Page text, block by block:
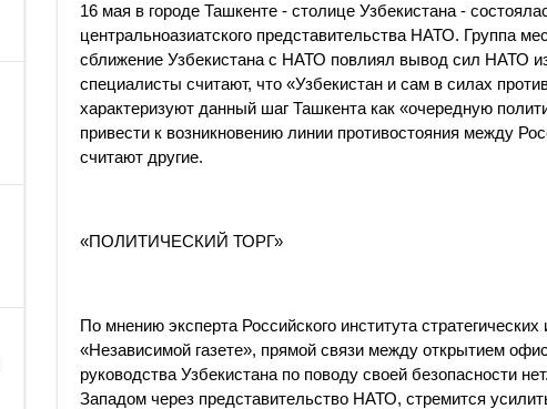
16 мая в городе Ташкенте - столице Узбекистана -
центральноазиатского представительства НАТО. Группа
сближение Узбекистана с НАТО повлиял вывод сил НАТО
специалисты считают, что «Узбекистан и сам в силах
характеризуют данный шаг Ташкента как «очередную
привести к возникновению линии противостояния между
считают другие.
«ПОЛИТИЧЕСКИЙ ТОРГ»
По мнению эксперта Российского института
«Независимой газете», прямой связи между открытием
руководства Узбекистана по поводу своей безопасности
Западом через представительство НАТО, стремится